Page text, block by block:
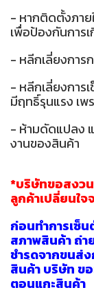
- หากติดตั้งภาย
เพื่อป้องกันการ
- หลีกเลี่ยงการ
- หลีกเลี่ยงการ
มีฤทธิ์รุนแรง เพ
- ห้ามดัดแปลง แ
งานของสินค้า
*บริษัทขอสงว
ลูกค้าเปลี่ยนใ
ก่อนทำการเซ็
สภาพสินค้า ถ่า
ชำรุดจากขนส่
สินค้า บริษัท ข
ตอนแกะสินค้า